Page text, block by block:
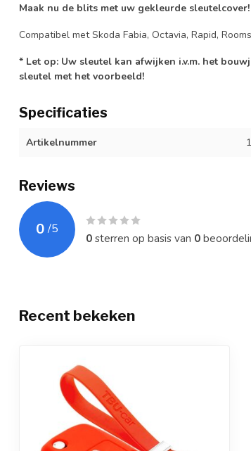
Maak nu de blits met uw gekleurde sleutelcover!
Compatibel met Skoda Fabia, Octavia, Rapid,
* Let op: Uw sleutel kan afwijken i.v.m. het
sleutel met het voorbeeld!
Specificaties
Artikelnummer
Reviews
0 /5
0sterren op basis van 0
Recent bekeken